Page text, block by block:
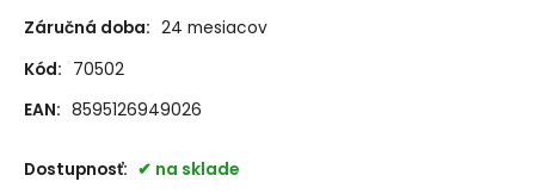
Záručná doba: 24 mesiacov
Kód: 70502
EAN: 8595126949026
Dostupnosť: na sklade